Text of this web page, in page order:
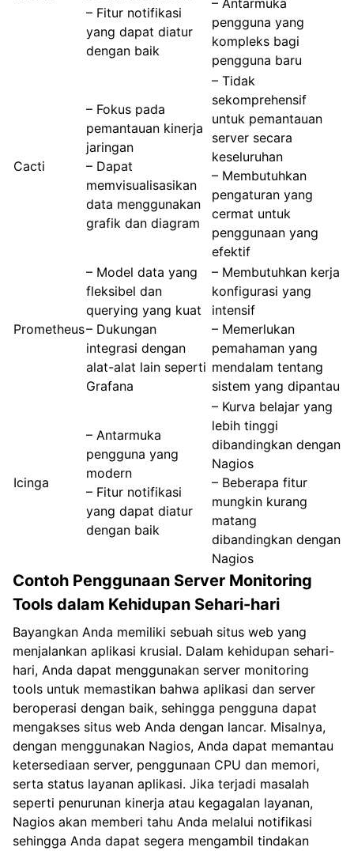
– Fitur notifikasi
yang dapat diatur
dengan baik
– Antarmuka
pengguna yang
kompleks bagi
pengguna baru
Cacti
– Fokus pada
pemantauan kinerja
jaringan
– Dapat
memvisualisasikan
data menggunakan
grafik dan diagram
– Tidak
sekomprehensif
untuk pemantauan
server secara
keseluruhan
– Membutuhkan
pengaturan yang
cermat untuk
penggunaan yang
efektif
Prometheus
– Model data yang
fleksibel dan
querying yang kuat
– Dukungan
integrasi dengan
alat-alat lain seperti
Grafana
– Membutuhkan kerja
konfigurasi yang
intensif
– Memerlukan
pemahaman yang
mendalam tentang
sistem yang dipantau
Icinga
– Antarmuka
pengguna yang
modern
– Fitur notifikasi
yang dapat diatur
dengan baik
– Kurva belajar yang
lebih tinggi
dibandingkan dengan
Nagios
– Beberapa fitur
mungkin kurang
matang
dibandingkan dengan
Nagios
Contoh Penggunaan Server Monitoring
Tools dalam Kehidupan Sehari-hari
Bayangkan Anda memiliki sebuah situs web yang
menjalankan aplikasi krusial. Dalam kehidupan sehari-
hari, Anda dapat menggunakan server monitoring
tools untuk memastikan bahwa aplikasi dan server
beroperasi dengan baik, sehingga pengguna dapat
mengakses situs web Anda dengan lancar. Misalnya,
dengan menggunakan Nagios, Anda dapat memantau
ketersediaan server, penggunaan CPU dan memori,
serta status layanan aplikasi. Jika terjadi masalah
seperti penurunan kinerja atau kegagalan layanan,
Nagios akan memberi tahu Anda melalui notifikasi
sehingga Anda dapat segera mengambil tindakan